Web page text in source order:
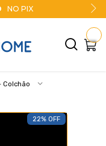
NO PIX
Colchão
22% OFF